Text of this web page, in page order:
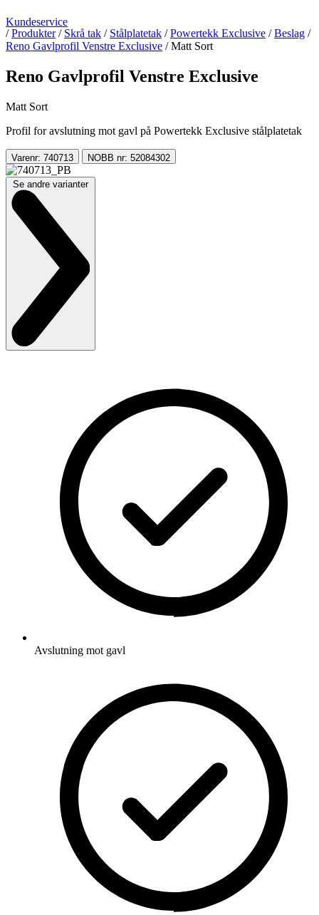
Kundeservice
/ Produkter / Skrå tak / Stålplatetak / Powertekk Exclusive / Beslag /
Reno Gavlprofil Venstre Exclusive / Matt Sort
Reno Gavlprofil Venstre Exclusive
Matt Sort
Profil for avslutning mot gavl på Powertekk Exclusive stålplatetak
Varenr: 740713 NOBB nr: 52084302
Se andre varianter
Avslutning mot gavl